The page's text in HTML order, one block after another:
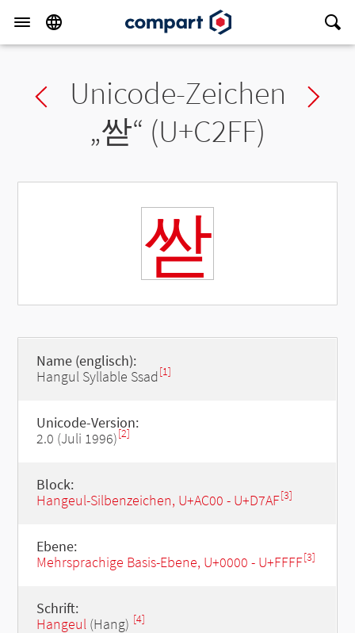
Previous char
Unicode-Zeichen
„싿“ (U+C2FF)
싿
Name (englisch):
Hangul Syllable Ssad[1]
Unicode-Version:
2.0 (Juli 1996)[2]
Block:
Hangeul-Silbenzeichen, U+AC00 - U+D7AF[3]
Ebene:
Mehrsprachige Basis-Ebene, U+0000 - U+FFFF[3]
Schrift:
Hangeul(Hang) [4]